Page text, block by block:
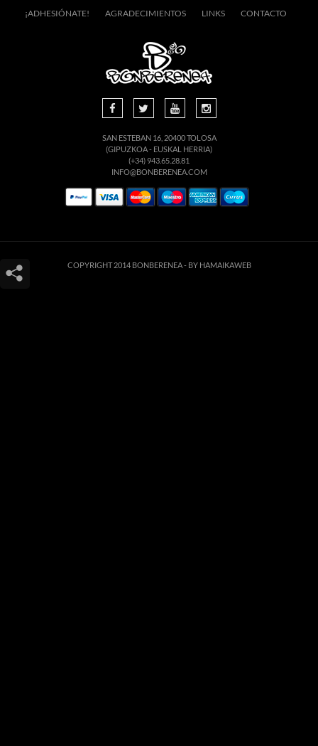
¡ADHESIÓNATE! AGRADECIMIENTOS LINKS CONTACTO
SAN ESTEBAN 16, 20400 TOLOSA
(GIPUZKOA - EUSKAL HERRIA)
(+34) 943.65.28.81
INFO@BONBERENEA.COM
COPYRIGHT 2014 BONBERENEA - BY HAMAIKAWEB